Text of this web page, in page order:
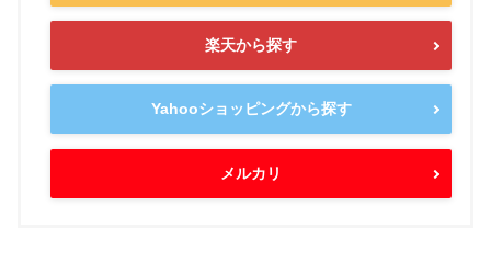
楽天から探す
Yahooショッピングから探す
メルカリ